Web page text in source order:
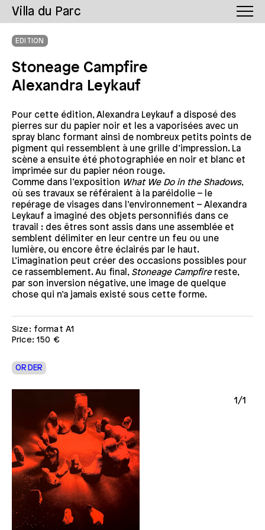
Villa du Parc
EDITION
Stoneage Campfire
Alexandra Leykauf
Pour cette édition, Alexandra Leykauf a disposé des
pierres sur du papier noir et les a vaporisées avec un
spray blanc formant ainsi de nombreux petits points de
pigment qui ressemblent à une grille d’impression. La
scène a ensuite été photographiée en noir et blanc et
imprimée sur du papier néon rouge.
Comme dans l’exposition What We Do in the Shadows,
où ses travaux se référaient à la paréidolie – le
repérage de visages dans l’environnement – Alexandra
Leykauf a imaginé des objets personnifiés dans ce
travail : des êtres sont assis dans une assemblée et
semblent délimiter en leur centre un feu ou une
lumière, ou encore être éclairés par le haut.
L’imagination peut créer des occasions possibles pour
ce rassemblement. Au final, Stoneage Campfirereste,
par son inversion négative, une image de quelque
chose qui n’a jamais existé sous cette forme.
Size: format A1
Price: 150 €
ORDER
1/1